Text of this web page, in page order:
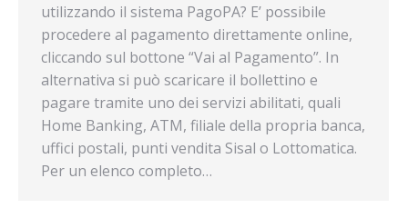
utilizzando il sistema PagoPA? E’ possibile
procedere al pagamento direttamente online,
cliccando sul bottone “Vai al Pagamento”. In
alternativa si può scaricare il bollettino e
pagare tramite uno dei servizi abilitati, quali
Home Banking, ATM, filiale della propria banca,
uffici postali, punti vendita Sisal o Lottomatica.
Per un elenco completo…